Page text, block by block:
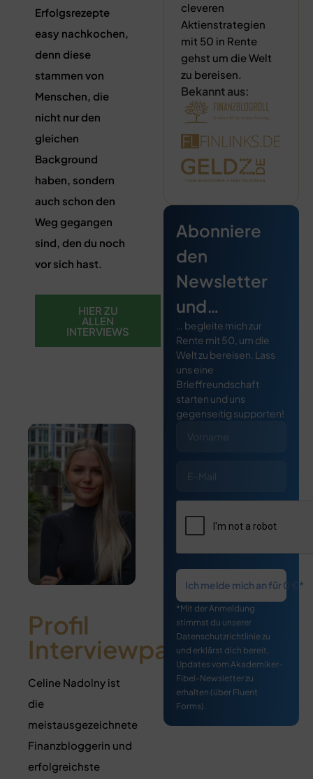
Erfolgsrezepte
easy nachkochen,
denn diese
stammen von
Menschen, die
nicht nur den
gleichen
Background
haben, sondern
auch schon den
Weg gegangen
sind, den du noch
vor sich hast.
HIER ZU
ALLEN
INTERVIEWS
Profil
Interviewpartner
Celine Nadolny ist
die
meistausgezeichnete
Finanzbloggerin und
erfolgreichste
cleveren
Aktienstrategien
mit 50 in Rente
gehst um die Welt
zu bereisen.
Bekannt aus:
Abonniere
den
Newsletter
und…
… begleite mich zur
Rente mit 50, um die
Welt zu bereisen. Lass
uns eine
Brieffreundschaft
starten und uns
gegenseitig supporten!
Ich melde mich an für 0 €*
*Mit der Anmeldung
stimmst du unserer
Datenschutzrichtlinie zu
und erklärst dich bereit,
Updates vom Akademiker-
Fibel-Newsletter zu
erhalten (über Fluent
Forms).